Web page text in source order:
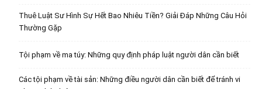
Thuê Luật Sư Hình Sự Hết Bao Nhiêu Tiền? Giải Đáp Những Câu Hỏi
Thường Gặp
Tội phạm về ma túy: Những quy định pháp luật người dân cần biết
Các tội phạm về tài sản: Những điều người dân cần biết để tránh vi